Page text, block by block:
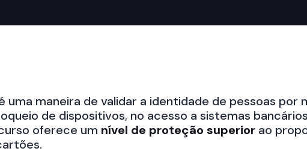
uma maneira de validar a identidade de pessoas
de dispositivos, no acesso a sistemas
oferece um nível de proteção superior ao